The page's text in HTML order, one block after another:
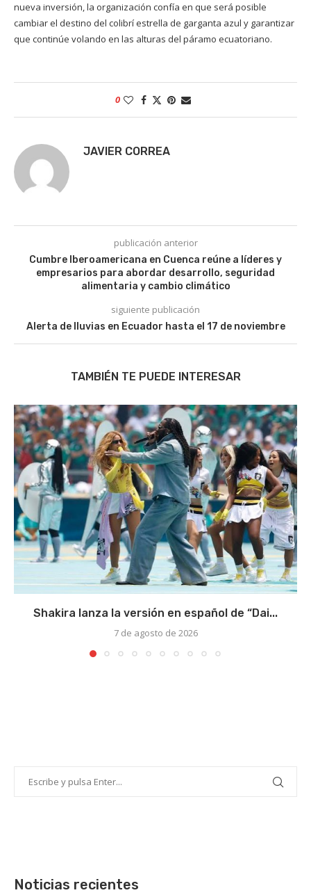
nueva inversión, la organización confía en que será posible
cambiar el destino del colibrí estrella de garganta azul y garantizar
que continúe volando en las alturas del páramo ecuatoriano.
0
JAVIER CORREA
publicación anterior
Cumbre Iberoamericana en Cuenca reúne a líderes y
empresarios para abordar desarrollo, seguridad
alimentaria y cambio climático
siguiente publicación
Alerta de lluvias en Ecuador hasta el 17 de noviembre
TAMBIÉN TE PUEDE INTERESAR
Shakira lanza la versión en español de “Dai...
7 de agosto de 2026
Noticias recientes